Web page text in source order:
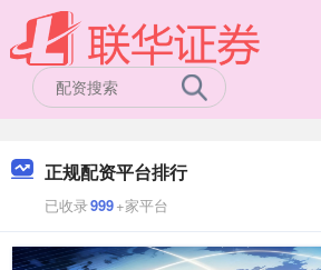
正规配资平台排行
已收录999+家平台